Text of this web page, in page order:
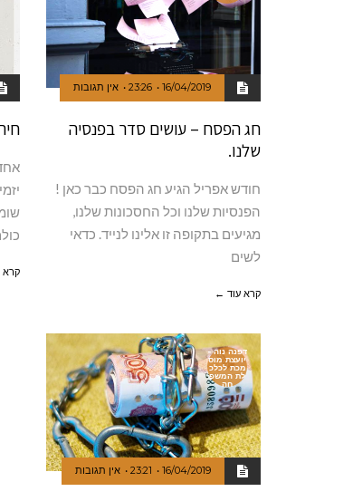
16/04/2019
23:26 אין תגובות
חג הפסח – עושים סדר בפנסיה
שלנו.
חודש אפריל הגיע חג הפסח כבר כאן !
הפנסיות שלנו וכל החסכונות שלנו,
מגיעים בתקופה זו אלינו לנייד. כדאי
לשים
קרא עוד ←
קרא
דפנה נוה -
יועצת מוס
מכת לכלכ
לת המשפ
חה
16/04/2019
23:21 אין תגובות